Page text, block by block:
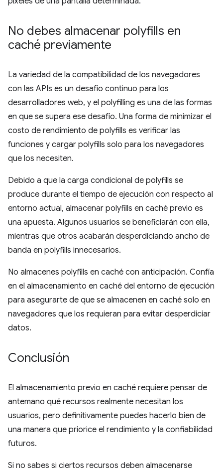
No debes almacenar polyfills en
caché previamente
La variedad de la compatibilidad de los navegadores
con las APIs es un desafío continuo para los
desarrolladores web, y el polyfilling es una de las formas
en que se supera ese desafío. Una forma de minimizar el
costo de rendimiento de polyfills es verificar las
funciones y cargar polyfills solo para los navegadores
que los necesiten.
Debido a que la carga condicional de polyfills se
produce durante el tiempo de ejecución con respecto al
entorno actual, almacenar polyfills en caché previo es
una apuesta. Algunos usuarios se beneficiarán con ella,
mientras que otros acabarán desperdiciando ancho de
banda en polyfills innecesarios.
No almacenes polyfills en caché con anticipación. Confía
en el almacenamiento en caché del entorno de ejecución
para asegurarte de que se almacenen en caché solo en
navegadores que los requieran para evitar desperdiciar
datos.
Conclusión
El almacenamiento previo en caché requiere pensar de
antemano qué recursos realmente necesitan los
usuarios, pero definitivamente puedes hacerlo bien de
una manera que priorice el rendimiento y la confiabilidad
futuros.
Si no sabes si ciertos recursos deben almacenarse